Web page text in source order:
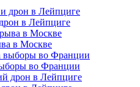
в Лейпциге
в Москве
во Франции